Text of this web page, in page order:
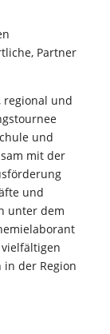
Partner
regional und
und
mit der
und
unter dem
vielfältigen
der Region